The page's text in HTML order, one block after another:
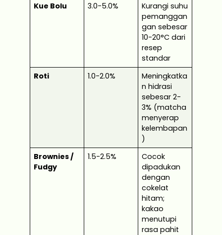
Kue Bolu
3.0-5.0%
Kurangi suhu
pemanggan
gan sebesar
10-20°C dari
resep
standar
Roti
1.0-2.0%
Meningkatka
n hidrasi
sebesar 2-
3% (matcha
menyerap
kelembapan
)
Brownies /
Fudgy
1.5-2.5%
Cocok
dipadukan
dengan
cokelat
hitam;
kakao
menutupi
rasa pahit